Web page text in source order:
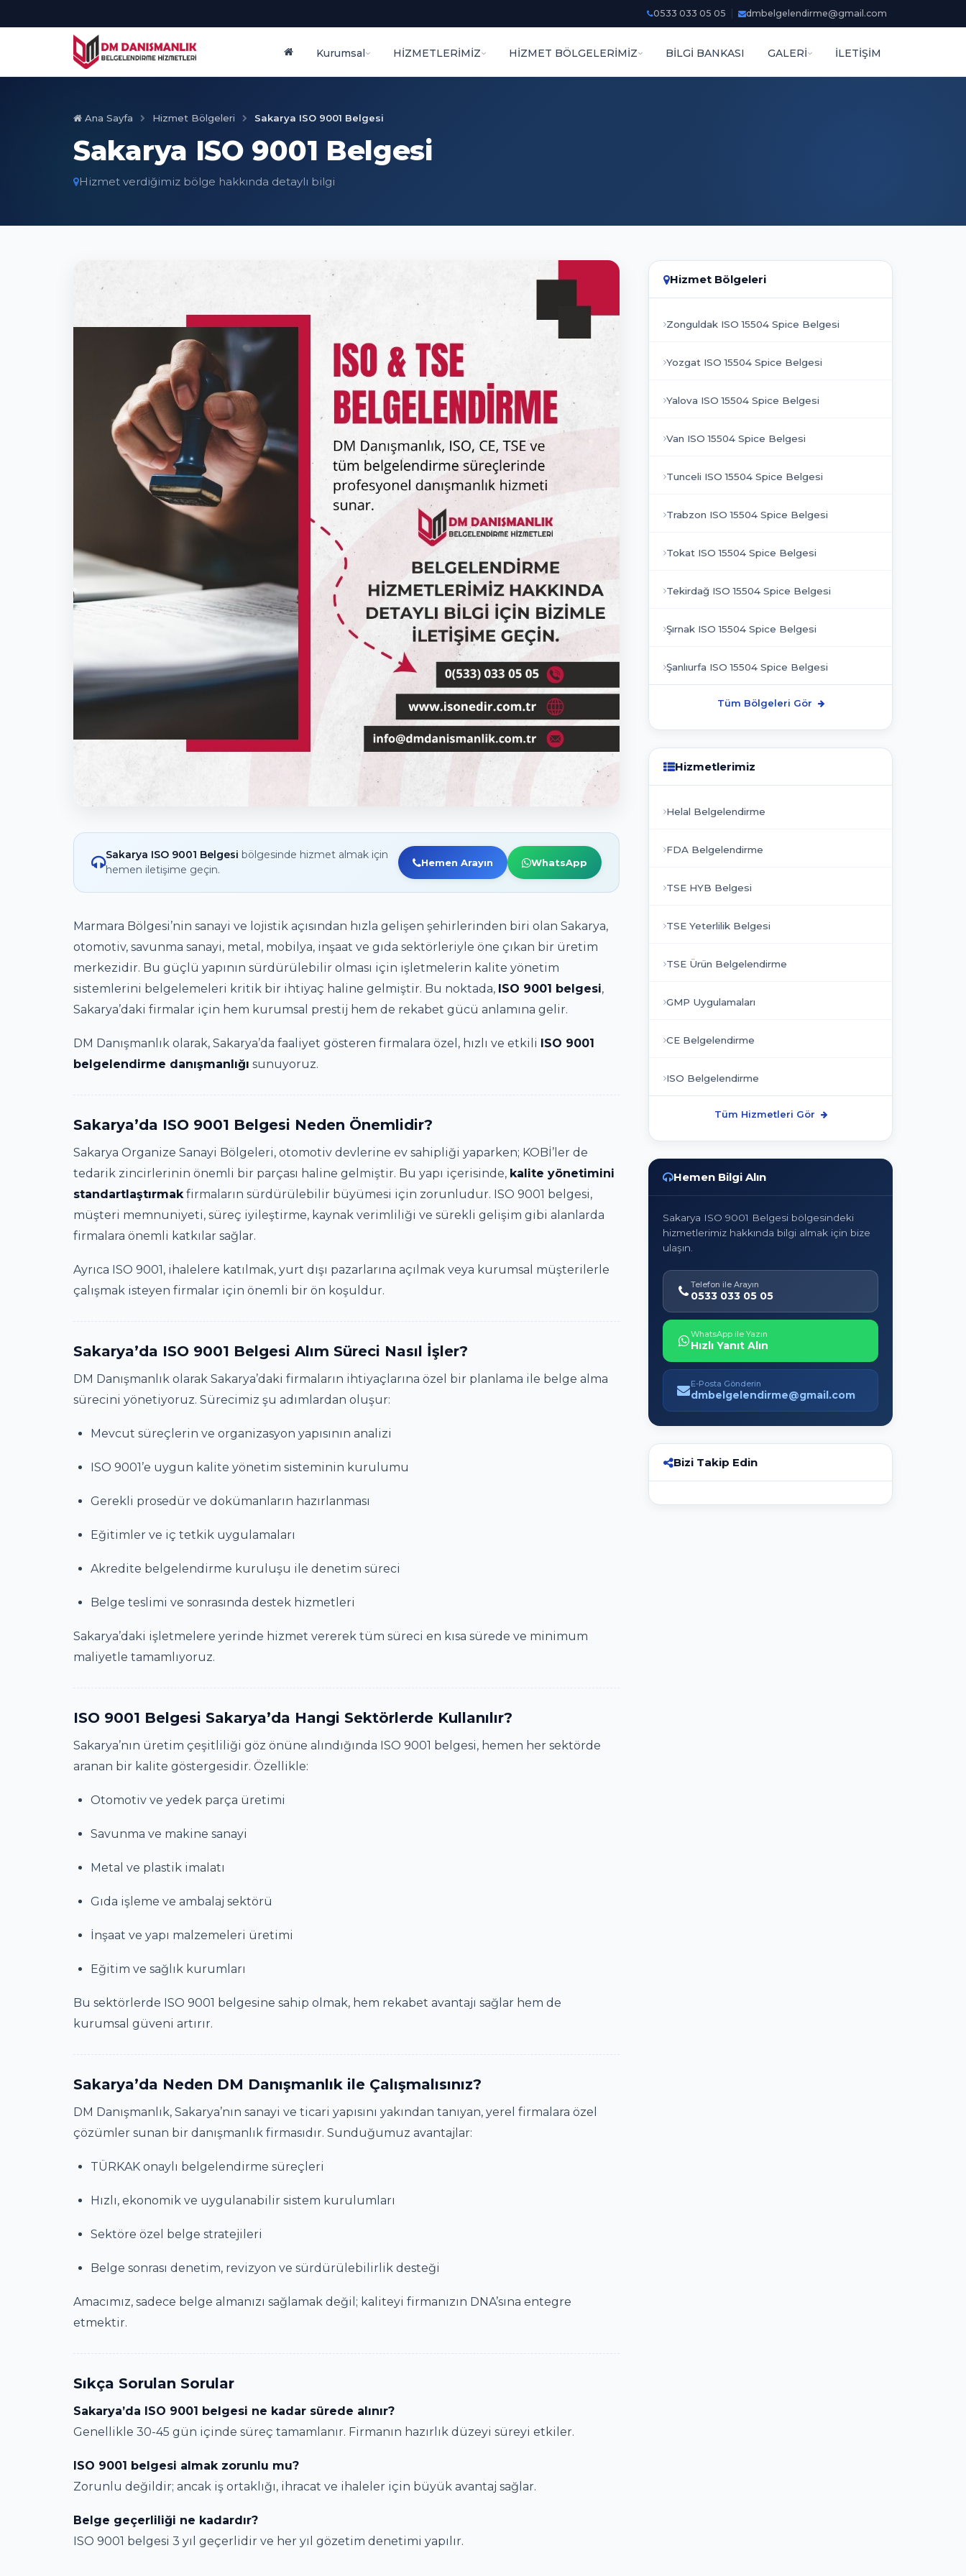
0533 033 05 05 dmbelgelendirme@gmail.com
Kurumsal HİZMETLERİMİZ HİZMET BÖLGELERİMİZ BİLGİ BANKASI GALERİ İLETİŞİM
Ana Sayfa Hizmet Bölgeleri Sakarya ISO 9001 Belgesi
Sakarya ISO 9001 Belgesi
Hizmet verdiğimiz bölge hakkında detaylı bilgi
Sakarya ISO 9001 Belgesi bölgesinde hizmet almak için
hemen iletişime geçin.
Hemen Arayın WhatsApp
Marmara Bölgesi’nin sanayi ve lojistik açısından hızla gelişen şehirlerinden biri olan Sakarya,
otomotiv, savunma sanayi, metal, mobilya, inşaat ve gıda sektörleriyle öne çıkan bir üretim
merkezidir. Bu güçlü yapının sürdürülebilir olması için işletmelerin kalite yönetim
sistemlerini belgelemeleri kritik bir ihtiyaç haline gelmiştir. Bu noktada, ISO 9001 belgesi,
Sakarya’daki firmalar için hem kurumsal prestij hem de rekabet gücü anlamına gelir.
DM Danışmanlık olarak, Sakarya’da faaliyet gösteren firmalara özel, hızlı ve etkili ISO 9001
belgelendirme danışmanlığı sunuyoruz.
Sakarya’da ISO 9001 Belgesi Neden Önemlidir?
Sakarya Organize Sanayi Bölgeleri, otomotiv devlerine ev sahipliği yaparken; KOBİ’ler de
tedarik zincirlerinin önemli bir parçası haline gelmiştir. Bu yapı içerisinde, kalite yönetimini
standartlaştırmakfirmaların sürdürülebilir büyümesi için zorunludur. ISO 9001 belgesi,
müşteri memnuniyeti, süreç iyileştirme, kaynak verimliliği ve sürekli gelişim gibi alanlarda
firmalara önemli katkılar sağlar.
Ayrıca ISO 9001, ihalelere katılmak, yurt dışı pazarlarına açılmak veya kurumsal müşterilerle
çalışmak isteyen firmalar için önemli bir ön koşuldur.
Sakarya’da ISO 9001 Belgesi Alım Süreci Nasıl İşler?
DM Danışmanlık olarak Sakarya’daki firmaların ihtiyaçlarına özel bir planlama ile belge alma
sürecini yönetiyoruz. Sürecimiz şu adımlardan oluşur:
Mevcut süreçlerin ve organizasyon yapısının analizi
ISO 9001’e uygun kalite yönetim sisteminin kurulumu
Gerekli prosedür ve dokümanların hazırlanması
Eğitimler ve iç tetkik uygulamaları
Akredite belgelendirme kuruluşu ile denetim süreci
Belge teslimi ve sonrasında destek hizmetleri
Sakarya’daki işletmelere yerinde hizmet vererek tüm süreci en kısa sürede ve minimum
maliyetle tamamlıyoruz.
ISO 9001 Belgesi Sakarya’da Hangi Sektörlerde Kullanılır?
Sakarya’nın üretim çeşitliliği göz önüne alındığında ISO 9001 belgesi, hemen her sektörde
aranan bir kalite göstergesidir. Özellikle:
Otomotiv ve yedek parça üretimi
Savunma ve makine sanayi
Metal ve plastik imalatı
Gıda işleme ve ambalaj sektörü
İnşaat ve yapı malzemeleri üretimi
Eğitim ve sağlık kurumları
Bu sektörlerde ISO 9001 belgesine sahip olmak, hem rekabet avantajı sağlar hem de
kurumsal güveni artırır.
Sakarya’da Neden DM Danışmanlık ile Çalışmalısınız?
DM Danışmanlık, Sakarya’nın sanayi ve ticari yapısını yakından tanıyan, yerel firmalara özel
çözümler sunan bir danışmanlık firmasıdır. Sunduğumuz avantajlar:
TÜRKAK onaylı belgelendirme süreçleri
Hızlı, ekonomik ve uygulanabilir sistem kurulumları
Sektöre özel belge stratejileri
Belge sonrası denetim, revizyon ve sürdürülebilirlik desteği
Amacımız, sadece belge almanızı sağlamak değil; kaliteyi firmanızın DNA’sına entegre
etmektir.
Sıkça Sorulan Sorular
Sakarya’da ISO 9001 belgesi ne kadar sürede alınır?
Genellikle 30-45 gün içinde süreç tamamlanır. Firmanın hazırlık düzeyi süreyi etkiler.
ISO 9001 belgesi almak zorunlu mu?
Zorunlu değildir; ancak iş ortaklığı, ihracat ve ihaleler için büyük avantaj sağlar.
Belge geçerliliği ne kadardır?
ISO 9001 belgesi 3 yıl geçerlidir ve her yıl gözetim denetimi yapılır.
Hizmet Bölgeleri
Zonguldak ISO 15504 Spice Belgesi
Yozgat ISO 15504 Spice Belgesi
Yalova ISO 15504 Spice Belgesi
Van ISO 15504 Spice Belgesi
Tunceli ISO 15504 Spice Belgesi
Trabzon ISO 15504 Spice Belgesi
Tokat ISO 15504 Spice Belgesi
Tekirdağ ISO 15504 Spice Belgesi
Şırnak ISO 15504 Spice Belgesi
Şanlıurfa ISO 15504 Spice Belgesi
Tüm Bölgeleri Gör
Hizmetlerimiz
Helal Belgelendirme
FDA Belgelendirme
TSE HYB Belgesi
TSE Yeterlilik Belgesi
TSE Ürün Belgelendirme
GMP Uygulamaları
CE Belgelendirme
ISO Belgelendirme
Tüm Hizmetleri Gör
Hemen Bilgi Alın
Sakarya ISO 9001 Belgesi bölgesindeki
hizmetlerimiz hakkında bilgi almak için bize
ulaşın.
Telefon ile Arayın
0533 033 05 05
WhatsApp ile Yazın
Hızlı Yanıt Alın
E-Posta Gönderin
dmbelgelendirme@gmail.com
Bizi Takip Edin